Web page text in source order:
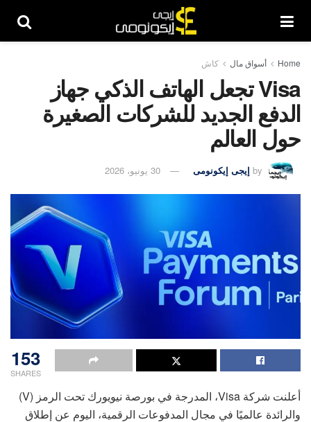
Home أسواق مال كاش
Visa تجعل الهاتف الذكي جهاز
الدفع الجديد للشركات الصغيرة
حول العالم
by إيجى إيكونومى 30 يونيو، 2026
153
SHARES
أعلنت شركة Visa، المدرجة في بورصة نيويورك تحت الرمز (V)
والرائدة عالميًا في مجال المدفوعات الرقمية، اليوم عن إطلاق